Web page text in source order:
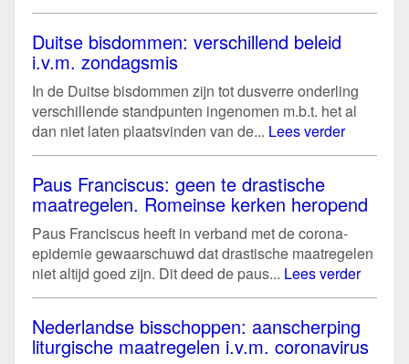
Duitse bisdommen: verschillend beleid
i.v.m. zondagsmis
In de Duitse bisdommen zijn tot dusverre onderling
verschillende standpunten ingenomen m.b.t. het al
dan niet laten plaatsvinden van de... Lees verder
Paus Franciscus: geen te drastische
maatregelen. Romeinse kerken heropend
Paus Franciscus heeft in verband met de corona-
epidemie gewaarschuwd dat drastische maatregelen
niet altijd goed zijn. Dit deed de paus... Lees verder
Nederlandse bisschoppen: aanscherping
liturgische maatregelen i.v.m. coronavirus